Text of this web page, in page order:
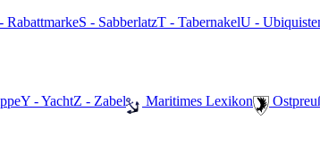
RabattmarkeS - SabberlatzT - TabernakelU -
Y - YachtZ - Zabel ️ Maritimes Lexikon